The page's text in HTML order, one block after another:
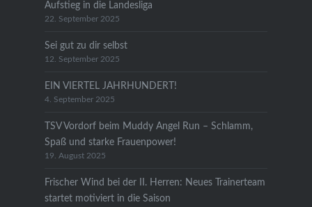
Aufstieg in die Landesliga
22. September 2025
Sei gut zu dir selbst
12. September 2025
EIN VIERTEL JAHRHUNDERT!
4. September 2025
TSV Vordorf beim Muddy Angel Run – Schlamm,
Spaß und starke Frauenpower!
19. August 2025
Frischer Wind bei der II. Herren: Neues Trainerteam
startet motiviert in die Saison